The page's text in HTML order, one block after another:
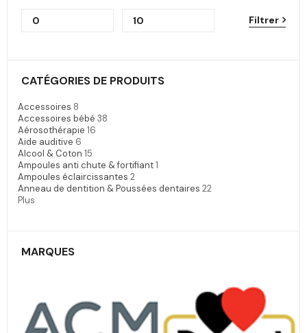
Filtrer
CATÉGORIES DE PRODUITS
Accessoires 8
Accessoires bébé 38
Aérosothérapie 16
Aide auditive 6
Alcool & Coton 15
Ampoules anti chute & fortifiant1
Ampoules éclaircissantes 2
Anneau de dentition & Poussées dentaires 22
Plus
MARQUES